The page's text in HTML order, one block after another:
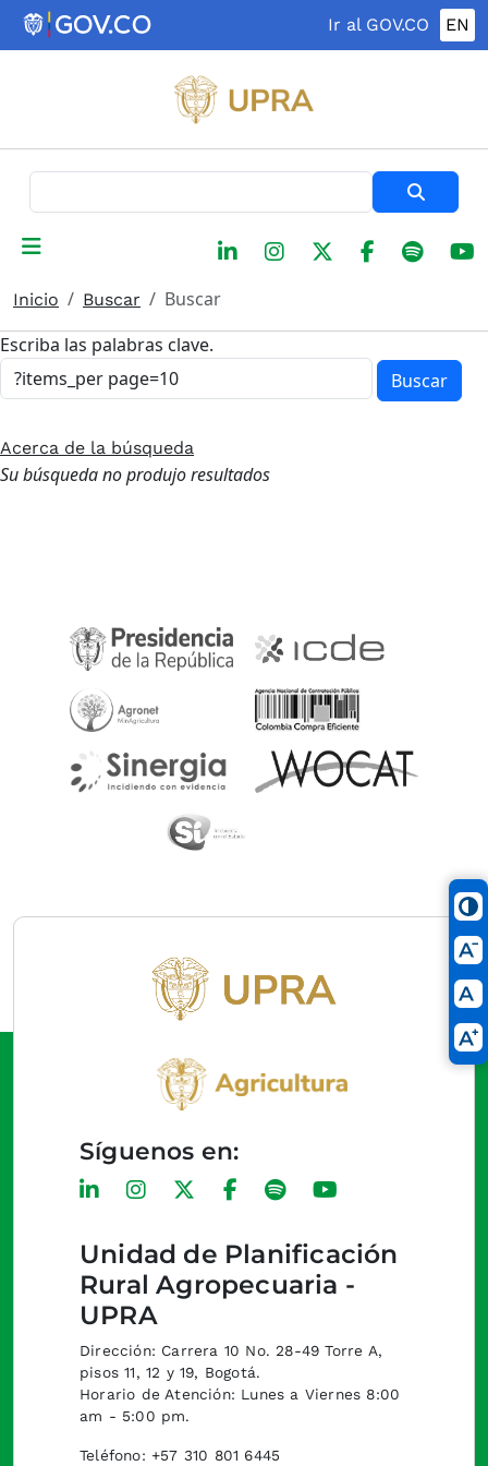
Pasar al contenido principal
Ir al GOV.CO EN
Inicio Buscar
Buscar
Escriba las palabras clave.
Buscar
Acerca de la búsqueda
Su búsqueda no produjo resultados
Unidad de Planificación
Rural Agropecuaria -
UPRA
Dirección: Carrera 10 No. 28-49 Torre A,
pisos 11, 12 y 19, Bogotá.
Horario de Atención: Lunes a Viernes 8:00
am - 5:00 pm.
Teléfono: +57 310 801 6445
Síguenos en: